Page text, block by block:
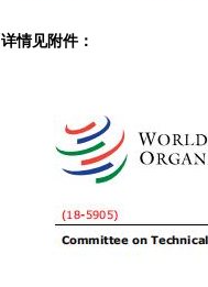
详情见附件：